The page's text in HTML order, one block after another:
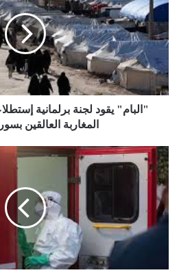
"البام" يقود لجنة برلمانية
المغاربة العالقين